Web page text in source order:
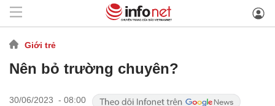
Giới trẻ
Nên bỏ trường chuyên?
30/06/2023 - 08:00